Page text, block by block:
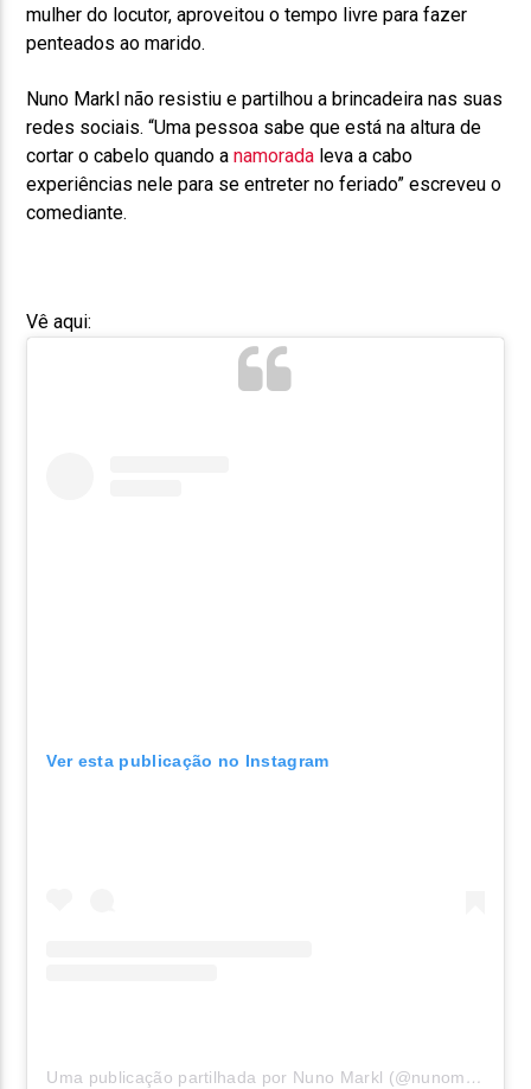
mulher do locutor, aproveitou o tempo livre para fazer
penteados ao marido.
Nuno Markl não resistiu e partilhou a brincadeira nas suas
redes sociais. “Uma pessoa sabe que está na altura de
cortar o cabelo quando anamorada leva a cabo
experiências nele para se entreter no feriado” escreveu o
comediante.
Vê aqui:
Ver esta publicação no Instagram
Uma publicação partilhada por Nuno Markl (@nunomarkl)